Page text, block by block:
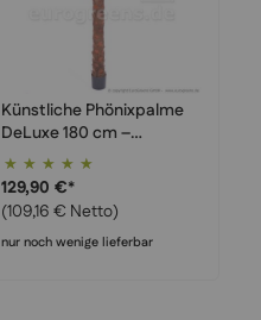
Künstliche Phönixpalme
DeLuxe 180 cm –
Premium Kunstpalme
besonders realistisch
Bewertung:
100%
129,90 €*
(109,16 € Netto)
nur noch wenige lieferbar